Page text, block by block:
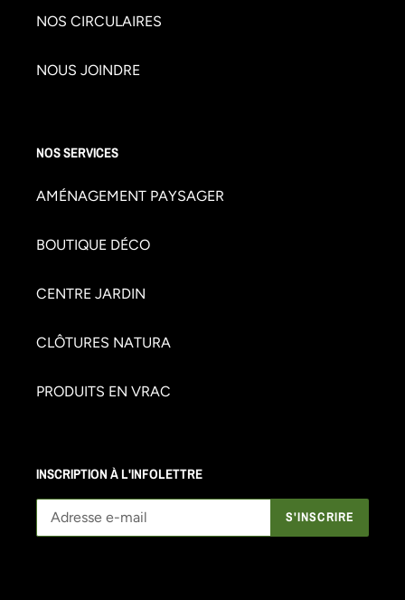
NOS CIRCULAIRES
NOUS JOINDRE
NOS SERVICES
AMÉNAGEMENT PAYSAGER
BOUTIQUE DÉCO
CENTRE JARDIN
CLÔTURES NATURA
PRODUITS EN VRAC
INSCRIPTION À L'INFOLETTRE
S'INSCRIRE